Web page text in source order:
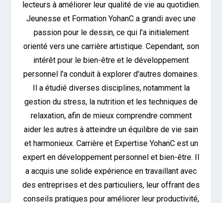
lecteurs à améliorer leur qualité de vie au quotidien.
Jeunesse et Formation YohanC a grandi avec une
passion pour le dessin, ce qui l'a initialement
orienté vers une carrière artistique. Cependant, son
intérêt pour le bien-être et le développement
personnel l'a conduit à explorer d'autres domaines.
Il a étudié diverses disciplines, notamment la
gestion du stress, la nutrition et les techniques de
relaxation, afin de mieux comprendre comment
aider les autres à atteindre un équilibre de vie sain
et harmonieux. Carrière et Expertise YohanC est un
expert en développement personnel et bien-être. Il
a acquis une solide expérience en travaillant avec
des entreprises et des particuliers, leur offrant des
conseils pratiques pour améliorer leur productivité,